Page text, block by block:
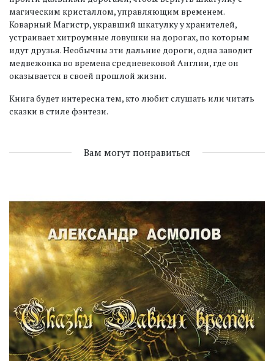
магическим кристаллом, управляющим временем.
Коварный Магистр, укравший шкатулку у хранителей,
устраивает хитроумные ловушки на дорогах, по которым
идут друзья. Необычны эти дальние дороги, одна заводит
медвежонка во времена средневековой Англии, где он
оказывается в своей прошлой жизни.
Книга будет интересна тем, кто любит слушать или читать
сказки в стиле фэнтези.
Вам могут понравиться